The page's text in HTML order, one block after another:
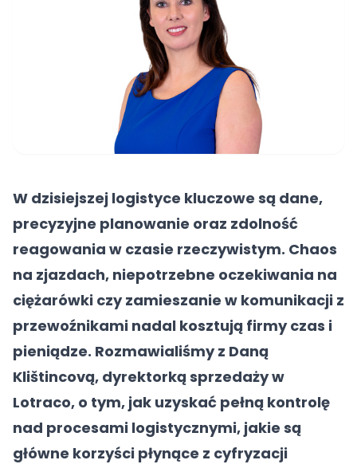
W dzisiejszej logistyce kluczowe są dane,
precyzyjne planowanie oraz zdolność
reagowania w czasie rzeczywistym. Chaos
na zjazdach, niepotrzebne oczekiwania na
ciężarówki czy zamieszanie w komunikacji z
przewoźnikami nadal kosztują firmy czas i
pieniądze. Rozmawialiśmy z Daną
Klištincovą, dyrektorką sprzedaży w
Lotraco, o tym, jak uzyskać pełną kontrolę
nad procesami logistycznymi, jakie są
główne korzyści płynące z cyfryzacji